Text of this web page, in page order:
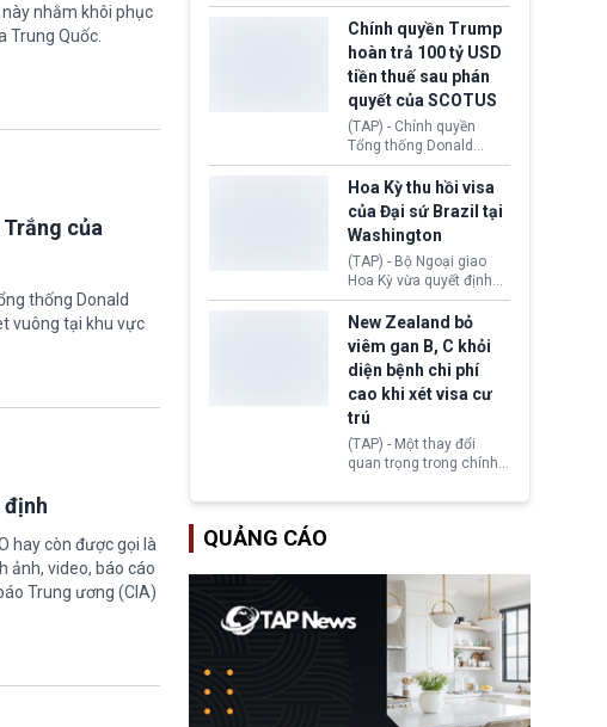
nhằm khôi phục
Trung Quốc.
của
thống Donald
vuông tại khu vực
định
hay còn được gọi là
ảnh, video, báo cáo
Trung ương (CIA)
phạm quy định về an
toàn y tế.
Lisa Cook nói sẽ ủng hộ
tăng lãi suất nếu lạm
phát ở Hoa Kỳ không tiếp
tục giảm trong thời gian
tới.
Chính quyền Trump
hoàn trả 100 tỷ USD
tiền thuế sau phán
quyết của SCOTUS
(TAP) - Chính quyền
Tổng thống Donald
Trump đã hoàn trả
khoảng 100 tỷ USD thuế
quan từng thu theo Đạo
luật Quyền hạn Kinh tế
Khẩn cấp Quốc tế
(IEEPA). Động thái này
diễn ra sau phán quyết
hồi tháng 2 bởi Tòa án
Tối cao Hoa Kỳ
(SCOTUS) khi tuyên bố,
việc áp thuế diện rộng là
hoàn toàn bất hợp pháp.
Hoa Kỳ thu hồi visa
của Đại sứ Brazil tại
Washington
(TAP) - Bộ Ngoại giao
Hoa Kỳ vừa quyết định
thu hồi thị thực (visa)
của bà Maria Luiza
Ribeiro Viotti - Đại sứ
Brazil tại Washington.
Động thái trên diễn ra
trong bối cảnh tranh
chấp ngoại giao giữa
chính quyền Tổng thống
Donald Trump và chính
phủ cánh tả Tổng thống
New Zealand bỏ
viêm gan B, C khỏi
diện bệnh chi phí
cao khi xét visa cư
trú
(TAP) - Một thay đổi
quan trọng trong chính
Zealand đang mở ra
gan B hoặc viêm gan C
sẽ không còn bị mặc
định không đáp ứng tiêu
chuẩn sức khỏe chỉ vì
chi phí điều trị khi nộp hồ
sơ xin visa cư trú.
QUẢNG CÁO